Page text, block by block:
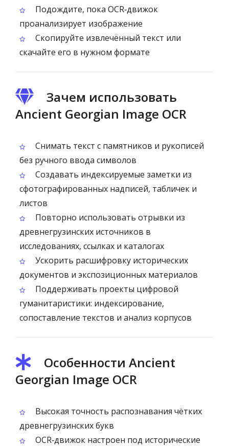
Подождите, пока OCR‑движок
проанализирует изображение
Скопируйте извлечённый текст или
скачайте его в нужном формате
Зачем использовать
Ancient Georgian Image OCR
Снимать текст с памятников и рукописей
без ручного ввода символов
Создавать индексируемые заметки из
сфотографированных надписей, табличек и
листов
Повторно использовать отрывки из
древнегрузинских источников в
исследованиях, ссылках и каталогах
Ускорить расшифровку исторических
документов и экспозиционных материалов
Поддерживать проекты цифровой
гуманитаристики: индексирование,
сопоставление текстов и анализ корпусов
Особенности Ancient
Georgian Image OCR
Высокая точность распознавания чётких
древнегрузинских букв
OCR‑движок настроен под исторические